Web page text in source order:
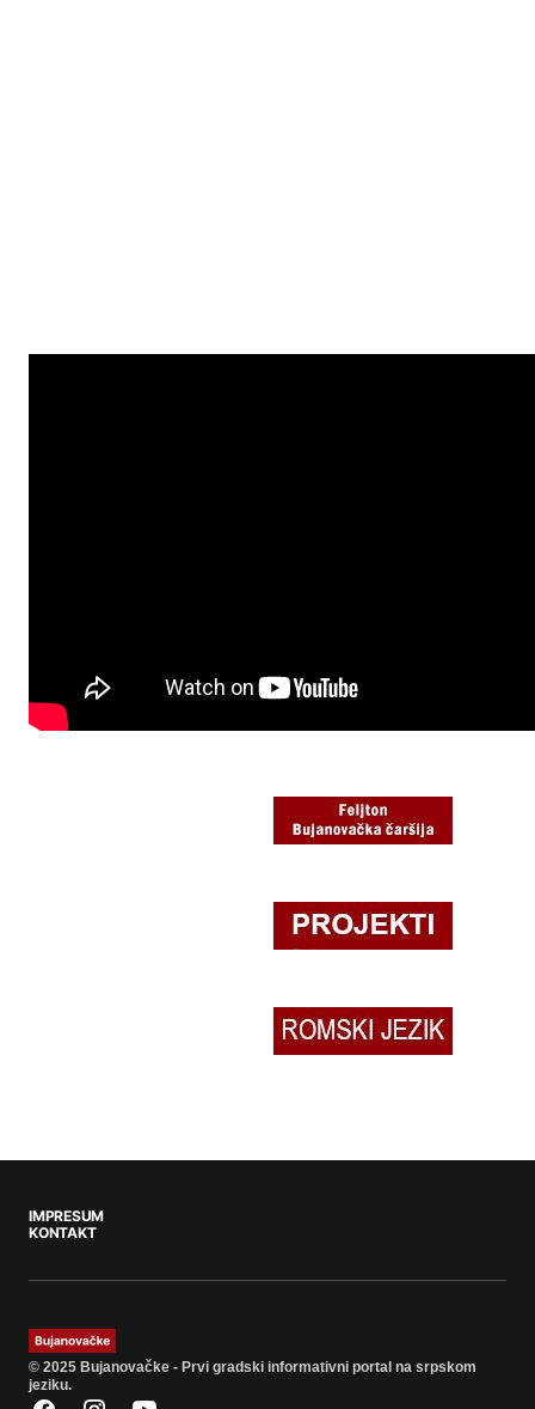
IMPRESUM
KONTAKT
© 2025 Bujanovačke - Prvi gradski informativni portal na srpskom
jeziku.